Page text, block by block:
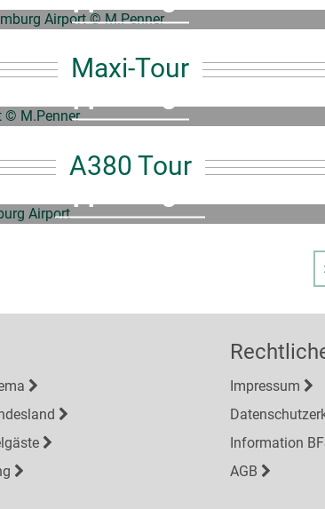
149,50€
Maxi-Tour
284,50€
A380 Tour
999,00€
Impressum
Information
AGB